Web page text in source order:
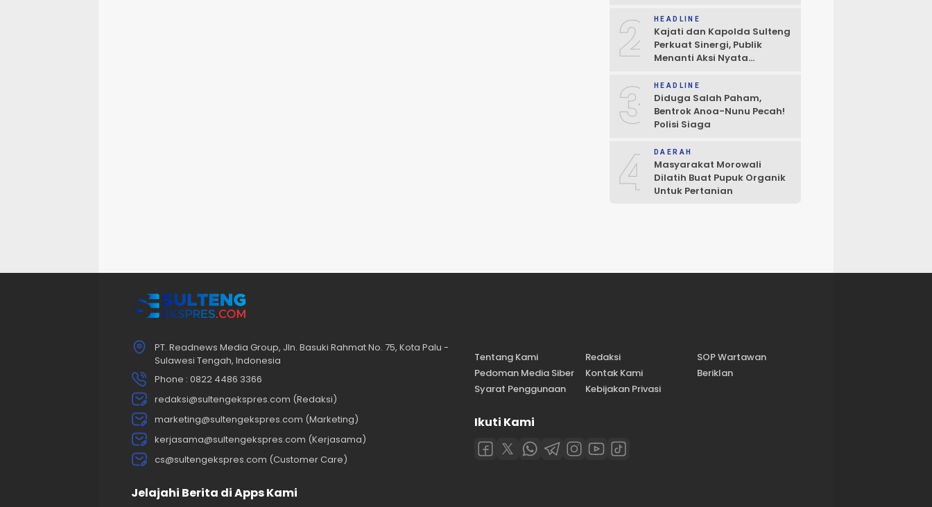
2 HEADLINE
Kajati dan Kapolda Sulteng
Perkuat Sinergi, Publik
Menanti Aksi Nyata
3 HEADLINE
Diduga Salah Paham,
Bentrok Anoa-Nunu Pecah!
Polisi Siaga
4 DAERAH
Masyarakat Morowali
Dilatih Buat Pupuk Organik
Untuk Pertanian
PT. Readnews Media Group, Jln. Basuki Rahmat No. 75, Kota Palu -
Sulawesi Tengah, Indonesia
Phone : 0822 4486 3366
redaksi@sultengekspres.com (Redaksi)
marketing@sultengekspres.com (Marketing)
kerjasama@sultengekspres.com (Kerjasama)
cs@sultengekspres.com (Customer Care)
Jelajahi Berita di Apps Kami
Tentang Kami Redaksi
SOP Wartawan
Pedoman Media Siber
Kontak Kami
Beriklan
Syarat Penggunaan
Kebijakan Privasi
Ikuti Kami